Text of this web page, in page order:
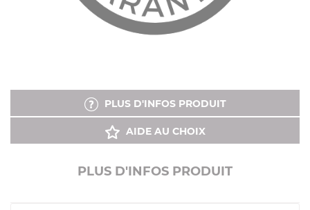
PLUS D'INFOS PRODUIT
AIDE AU CHOIX
PLUS D'INFOS PRODUIT